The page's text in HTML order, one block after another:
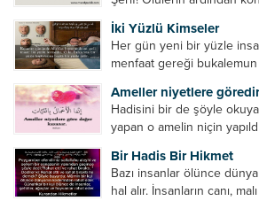
amellerini görünce kendi
küçümseyeceksiniz. ...
küfretmek, sövmek, onların
zikretmek ölüye zarar
İki Yüzlü Kimseler
Her gün yeni bir yüzle
menfaat gereği
insan grubudur. Müminlerin
duran,...
Ameller niyetlere göredir
Hadisini bir de şöyle
yapan o amelin niçin
namazın hiçbir değeri
okunan ezanın hiçbir...
Bir Hadis Bir Hikmet
Bazı insanlar ölünce
hal alır. İnsanların canı,